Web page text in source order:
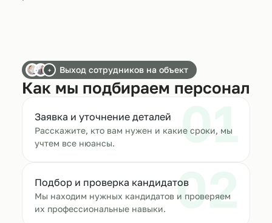
+ Выход сотрудников на объект
Как мы подбираем персонал
01
Заявка и уточнение деталей
Расскажите, кто вам нужен и какие сроки, мы
учтем все нюансы.
02
Подбор и проверка кандидатов
Мы находим нужных кандидатов и проверяем
их профессиональные навыки.